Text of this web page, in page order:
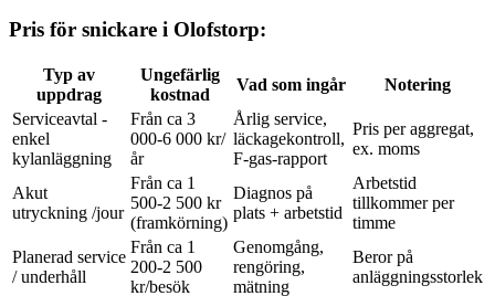
Pris för snickare i Olofstorp:
Typ av
uppdrag
Ungefärlig
kostnad
Vad som ingår
Notering
Serviceavtal -
enkel
kylanläggning
Från ca 3
000-6 000 kr/
år
Årlig service,
läckagekontroll,
F-gas-rapport
Pris per aggregat,
ex. moms
Akut
utryckning /jour
Från ca 1
500-2 500 kr
(framkörning)
Diagnos på
plats + arbetstid
Arbetstid
tillkommer per
timme
Planerad service
/ underhåll
Från ca 1
200-2 500
kr/besök
Genomgång,
rengöring,
mätning
Beror på
anläggningsstorlek